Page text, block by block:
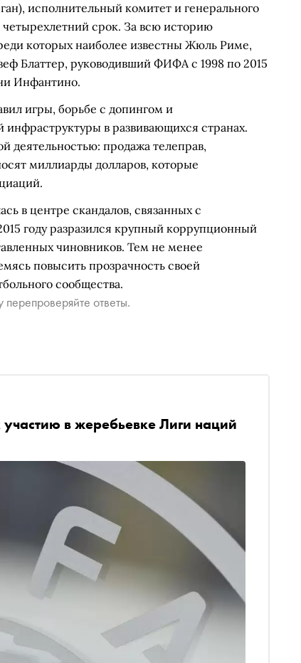
исполнительный комитет и генерального
срок. За всю историю
которых наиболее известны Жюль Риме,
Блаттер, руководивший ФИФА с 1998 по 2015
Инфантино.
игры, борьбе с допингом и
в развивающихся странах.
деятельностью: продажа телеправ,
миллиарды долларов, которые
в центре скандалов, связанных с
году разразился крупный коррупционный
чиновников. Тем не менее
повысить прозрачность своей
сообщества.
ответы.
в жеребьевке Лиги наций